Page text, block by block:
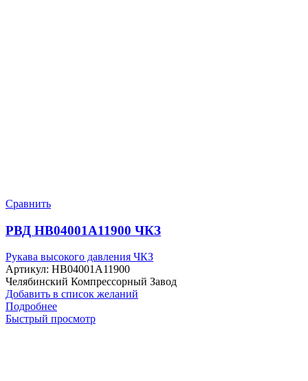
Сравнить
РВД HB04001A11900 ЧКЗ
Рукава высокого давления ЧКЗ
Артикул: HB04001A11900
Челябинский Компрессорный Завод
Добавить в список желаний
Подробнее
Быстрый просмотр